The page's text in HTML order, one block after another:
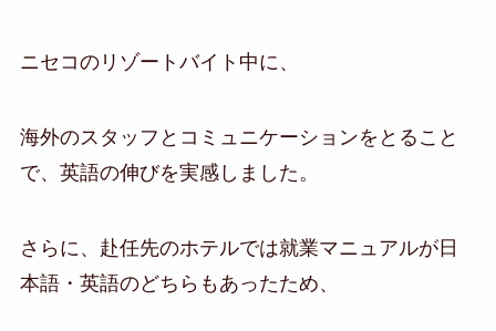
ニセコのリゾートバイト中に、
海外のスタッフとコミュニケーションをとること
で、英語の伸びを実感しました。
さらに、赴任先のホテルでは就業マニュアルが日
本語・英語のどちらもあったため、